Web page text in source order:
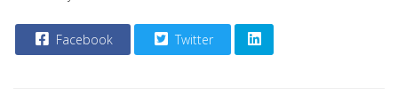
Facebook Twitter